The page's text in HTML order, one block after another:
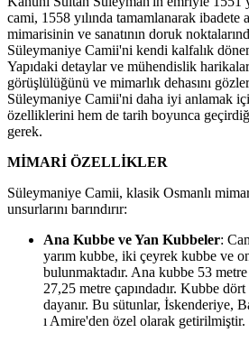
cami, 1558 yılında tamamlanarak ibadete
mimarisinin ve sanatının doruk
Süleymaniye Camii'ni kendi kalfalık
Yapıdaki detaylar ve mühendislik
görüşlülüğünü ve mimarlık dehasını
Süleymaniye Camii'ni daha iyi anlamak
özelliklerini hem de tarih boyunca
gerek.
MİMARİ ÖZELLİKLER
Süleymaniye Camii, klasik Osmanlı
unsurlarını barındırır:
Ana Kubbe ve Yan Kubbeler:
yarım kubbe, iki çeyrek kubbe ve
bulunmaktadır. Ana kubbe 53
27,25 metre çapındadır. Kubbe
dayanır. Bu sütunlar, İskenderiye,
ı Amire'den özel olarak getirilmiştir.